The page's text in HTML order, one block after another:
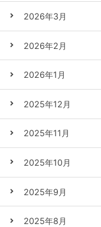
2026年3月
2026年2月
2026年1月
2025年12月
2025年11月
2025年10月
2025年9月
2025年8月